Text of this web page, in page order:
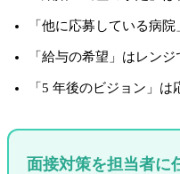
「他に応募している病
「給与の希望」はレン
「5 年後のビジョン」は
面接対策を担当者に